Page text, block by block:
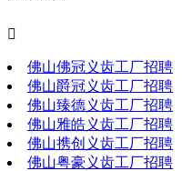

佛山佛冠义齿工厂招聘
佛山爵冠义齿工厂招聘
佛山臻德义齿工厂招聘
佛山雅皓义齿工厂招聘
佛山携创义齿工厂招聘
佛山粤豪义齿工厂招聘